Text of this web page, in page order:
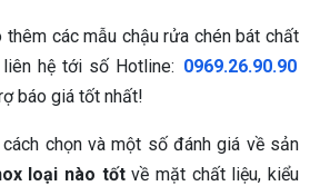
thêm các mẫu chậu rửa chén bát chất
hệ tới số Hotline: 0969.26.90.90
báo giá tốt nhất!
chọn và một số đánh giá về sản
loại nào tốtvề mặt chất liệu, kiểu